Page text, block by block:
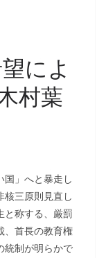
によ
村葉
国」へと暴走し
核三原則見直し
と称する、厳罰
、首長の教育権
統制が明らかで